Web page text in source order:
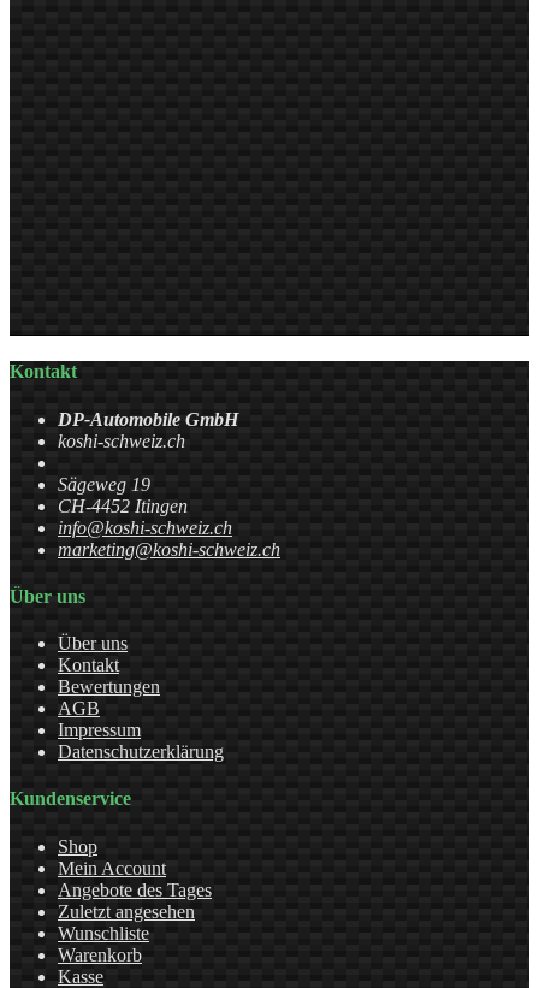
Kontakt
DP-Automobile GmbH
koshi-schweiz.ch
Sägeweg 19
CH-4452 Itingen
info@koshi-schweiz.ch
marketing@koshi-schweiz.ch
Über uns
Über uns
Kontakt
Bewertungen
AGB
Impressum
Datenschutzerklärung
Kundenservice
Shop
Mein Account
Angebote des Tages
Zuletzt angesehen
Wunschliste
Warenkorb
Kasse